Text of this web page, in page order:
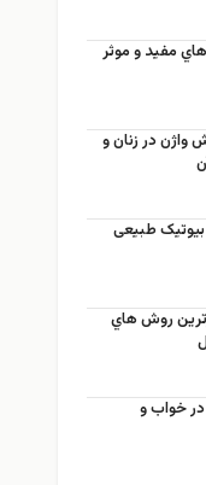
مفيد و موثر
در زنان و
طبیعی
روش هاي
خواب و